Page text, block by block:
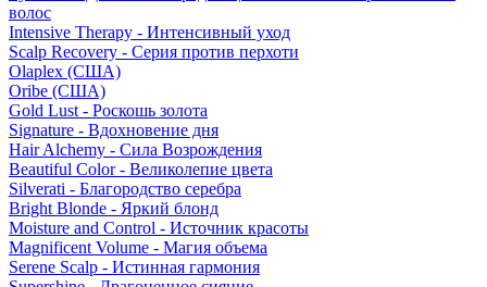
волос
Intensive Therapy - Интенсивный уход
Scalp Recovery - Серия против перхоти
Olaplex (США)
Oribe (США)
Gold Lust - Роскошь золота
Signature - Вдохновение дня
Hair Alchemy - Сила Возрождения
Beautiful Color - Великолепие цвета
Silverati - Благородство серебра
Bright Blonde - Яркий блонд
Moisture and Control - Источник красоты
Magnificent Volume - Магия объема
Serene Scalp - Истинная гармония